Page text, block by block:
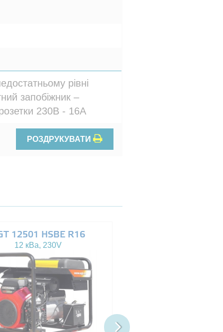
рівні
запобіжник –
230В - 16A
РОЗДРУКУВАТИ
12501 HSBE R16
12 кВа, 230V